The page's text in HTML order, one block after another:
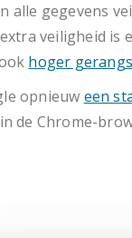
alle gegevens
veiligheid is
hoger
opnieuw een
de Chrome-